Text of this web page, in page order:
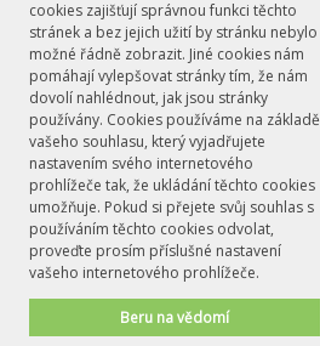
cookies zajišťují správnou funkci těchto
stránek a bez jejich užití by stránku nebylo
možné řádně zobrazit. Jiné cookies nám
pomáhají vylepšovat stránky tím, že nám
dovolí nahlédnout, jak jsou stránky
používány. Cookies používáme na základě
vašeho souhlasu, který vyjadřujete
nastavením svého internetového
prohlížeče tak, že ukládání těchto cookies
umožňuje. Pokud si přejete svůj souhlas s
používáním těchto cookies odvolat,
proveďte prosím příslušné nastavení
vašeho internetového prohlížeče.
Beru na vědomí
E-mail
knihovna@ff.cuni.cz
© FF UK 2026
FAQ: Časté otázky
Meziknihovní výpůjční služba
UKAŽ
Kontakty